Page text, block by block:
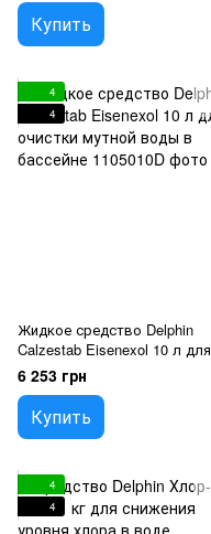
Купить
4
4
Жидкое средство Delphin
Calzestab Eisenexol 10 л для
очистки мутной воды в
бассейне
6 253 грн
Купить
4
4